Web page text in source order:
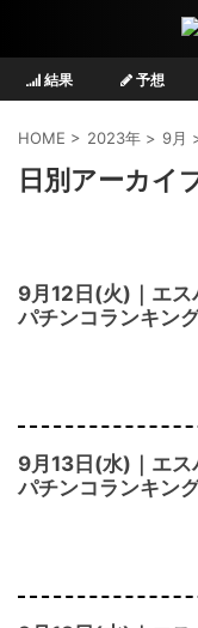
結果 予想
HOME > 2023年 > 9月
日別アーカイ
9月12日(火)｜エス
パチンコランキング
9月13日(水)｜エス
パチンコランキング